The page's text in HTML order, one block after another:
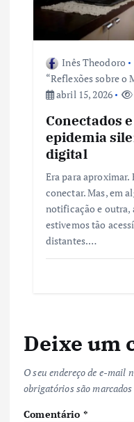
Inês Theodoro
“Reflexões sobre o
abril 15, 2026
Conectados
epidemia
digital
Era para aproximar.
conectar. Mas, em
notificação e outra,
estivemos tão
distantes.…
Deixe um
O seu endereço de e-mail
obrigatórios são marcados
Comentário *